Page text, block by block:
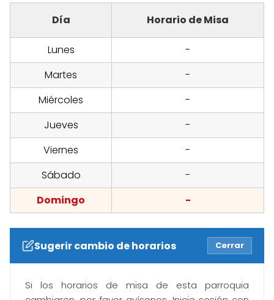
Día Horario de Misa
Lunes
-
Martes
-
Miércoles
-
Jueves
-
Viernes
-
Sábado
-
Domingo
-
Sugerir cambio de horarios Cerrar
Si los horarios de misa de esta parroquia